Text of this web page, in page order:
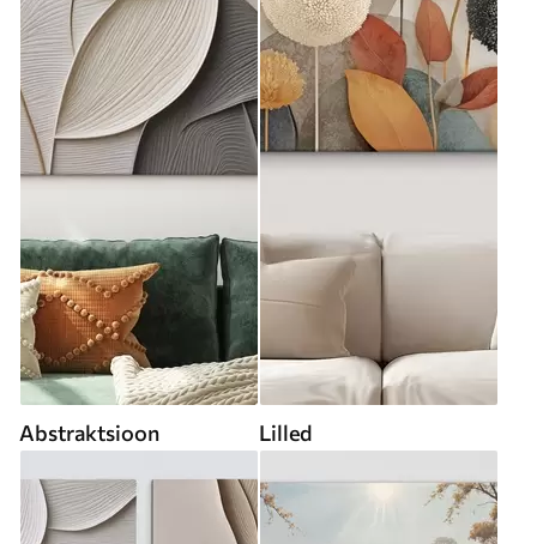
Abstraktsioon Lilled